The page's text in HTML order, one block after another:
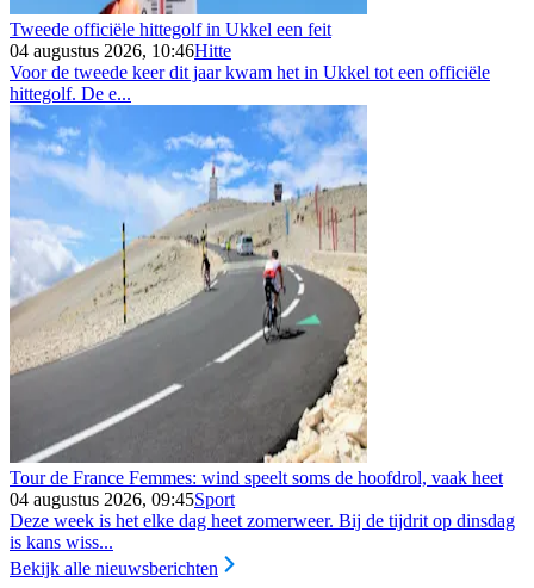
Tweede officiële hittegolf in Ukkel een feit
04 augustus 2026, 10:46Hitte
Voor de tweede keer dit jaar kwam het in Ukkel tot een officiële
hittegolf. De e...
Tour de France Femmes: wind speelt soms de hoofdrol, vaak heet
04 augustus 2026, 09:45Sport
Deze week is het elke dag heet zomerweer. Bij de tijdrit op dinsdag
is kans wiss...
Bekijk alle nieuwsberichten